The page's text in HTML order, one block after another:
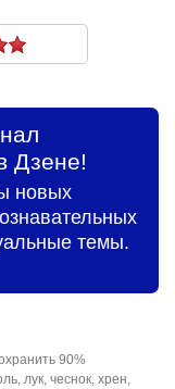
Дзене!
новых
темы.
90%
лук, чеснок, хрен,